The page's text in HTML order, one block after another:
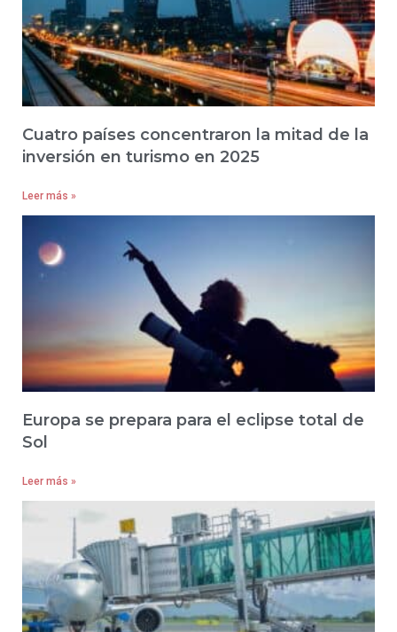
Cuatro países concentraron la mitad de la
inversión en turismo en 2025
Leer más »
Europa se prepara para el eclipse total de
Sol
Leer más »